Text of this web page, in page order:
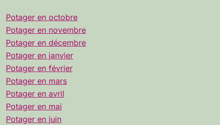
Potager en octobre
Potager en novembre
Potager en décembre
Potager en janvier
Potager en février
Potager en mars
Potager en avril
Potager en mai
Potager en juin